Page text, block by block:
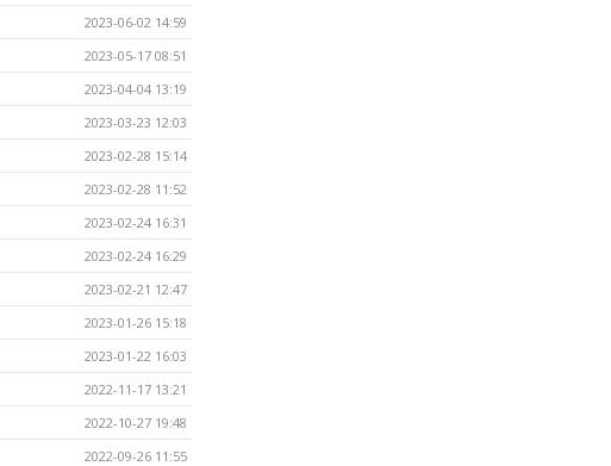
2023-06-02 14:59
2023-05-17 08:51
2023-04-04 13:19
2023-03-23 12:03
2023-02-28 15:14
2023-02-28 11:52
2023-02-24 16:31
2023-02-24 16:29
2023-02-21 12:47
2023-01-26 15:18
2023-01-22 16:03
2022-11-17 13:21
2022-10-27 19:48
2022-09-26 11:55